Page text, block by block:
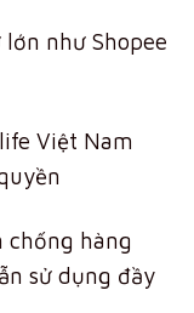
như Shopee
Việt Nam
chống hàng
sử dụng đầy